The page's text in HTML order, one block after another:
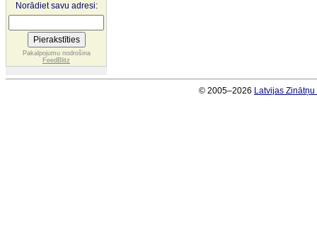
Norādiet savu adresi:
Pakalpojumu nodrošina
FeedBlitz
© 2005–2026 Latvijas